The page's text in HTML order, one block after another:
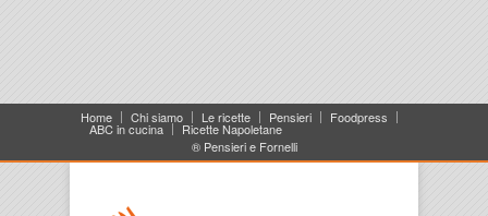
Home Chi siamo Le ricette Pensieri Foodpress
ABC in cucina
Ricette Napoletane
® Pensieri e Fornelli